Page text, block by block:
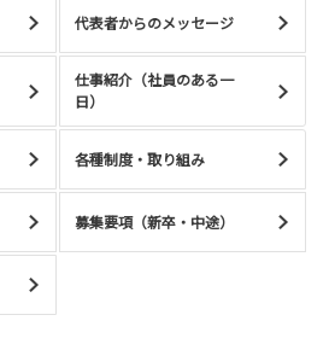
代表者からのメッセージ
仕事紹介（社員のある一
日）
各種制度・取り組み
募集要項（新卒・中途）